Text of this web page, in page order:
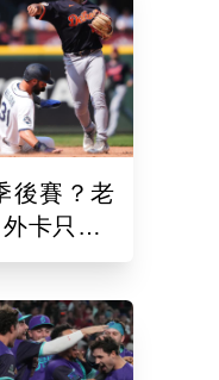
後賽？老
卡只差1
勝